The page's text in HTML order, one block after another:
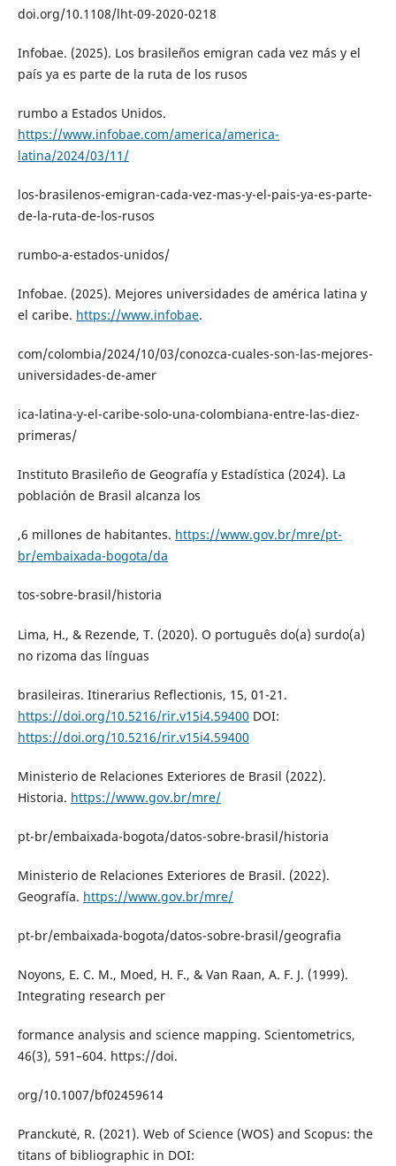
doi.org/10.1108/lht-09-2020-0218
Infobae. (2025). Los brasileños emigran cada vez más y el
país ya es parte de la ruta de los rusos
rumbo a Estados Unidos.
https://www.infobae.com/america/america-
latina/2024/03/11/
los-brasilenos-emigran-cada-vez-mas-y-el-pais-ya-es-parte-
de-la-ruta-de-los-rusos
rumbo-a-estados-unidos/
Infobae. (2025). Mejores universidades de américa latina y
el caribe. https://www.infobae.
com/colombia/2024/10/03/conozca-cuales-son-las-mejores-
universidades-de-amer
ica-latina-y-el-caribe-solo-una-colombiana-entre-las-diez-
primeras/
Instituto Brasileño de Geografía y Estadística (2024). La
población de Brasil alcanza los
,6 millones de habitantes. https://www.gov.br/mre/pt-
br/embaixada-bogota/da
tos-sobre-brasil/historia
Lima, H., & Rezende, T. (2020). O português do(a) surdo(a)
no rizoma das línguas
brasileiras. Itinerarius Reflectionis, 15, 01-21.
https://doi.org/10.5216/rir.v15i4.59400 DOI:
https://doi.org/10.5216/rir.v15i4.59400
Ministerio de Relaciones Exteriores de Brasil (2022).
Historia. https://www.gov.br/mre/
pt-br/embaixada-bogota/datos-sobre-brasil/historia
Ministerio de Relaciones Exteriores de Brasil. (2022).
Geografía. https://www.gov.br/mre/
pt-br/embaixada-bogota/datos-sobre-brasil/geografia
Noyons, E. C. M., Moed, H. F., & Van Raan, A. F. J. (1999).
Integrating research per
formance analysis and science mapping. Scientometrics,
46(3), 591–604. https://doi.
org/10.1007/bf02459614
Pranckutė, R. (2021). Web of Science (WOS) and Scopus: the
titans of bibliographic in DOI: